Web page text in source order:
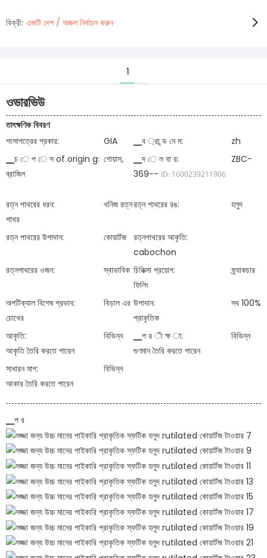
বিক্রী: একটি দেশ / অঞ্চল নির্বাচন করুন
1
ওভারভিউ
তাৎক্ষণিক বিবরণ
শংসাপত্রের প্রকার:
GIA ▁ব ্রা ন্ড নে ম:
zh
▁চ ে প ে স of origin g: গোয়াস,
ব্রাজিল
▁দ ে ল বা র:
ZBC-
369-- ID: 1600239211906
রত্ন পাথরের ধরন:
খনিজ রত্ন
পাথর
রত্ন পাথরের রঙ: হলুদ
রত্ন পাথরের উপাদান: কোয়ার্টজ রত্নপাথরের আকৃতি:
cabochon
রত্নপাথরের ওজন:
স্বাভাবিক চিকিত্সা প্রয়োগ:
ফ্র্যাকচার
ফিলিং
অপটিক্যাল বিশেষ প্রভাব:
বিড়াল এর
চোখের
উপাদান:
সব 100%
প্রাকৃতিক
আকৃতি:
বিভিন্ন
আকৃতি তৈরি করতে পারেন
▁প র ী ক্ষ া:
বিভিন্ন
গুণমান তৈরি করতে পারেন
সাধারন মাপ:
বিভিন্ন
আকার তৈরি করতে পারেন
▁প র